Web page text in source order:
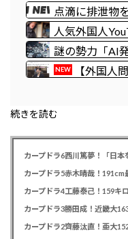
な事するな」
言、内容があ
点滴に排泄物
院、新病棟を
総スカンを食
人気外国人
画を投稿して
謎の勢力「AI
るわ」→未だ
NEW
【外国人
す」めちゃく
続きを読む
カープドラ4工藤泰己！159キ
カープドラ2齊藤汰直！亜大